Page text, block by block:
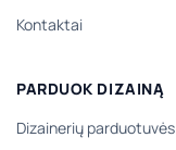
Kontaktai
PARDUOK DIZAINĄ
Dizainerių parduotuvės